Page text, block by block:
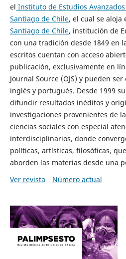
el Instituto de Estudios
Santiago de Chile, el cual se aloja
Santiago de Chile, institución de
con una tradición desde 1849 en
escritos cuentan con acceso
publicación, exclusivamente en
Journal Source (OJS) y pueden
inglés y portugués. Desde 1999
difundir resultados inéditos y
investigaciones provenientes de
ciencias sociales con especial
interdisciplinarios, donde
políticas, artísticas, filosóficas,
aborden las materias desde una
Ver revista
Número actual